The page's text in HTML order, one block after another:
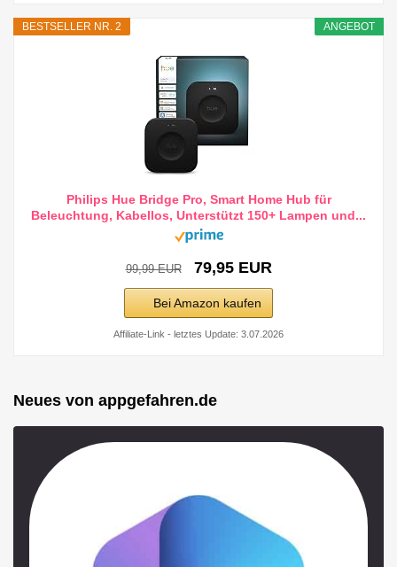
ANGEBOT
BESTSELLER NR. 2
Philips Hue Bridge Pro, Smart Home Hub für
Beleuchtung, Kabellos, Unterstützt 150+ Lampen und...
99,99 EUR 79,95 EUR
Bei Amazon kaufen
Affiliate-Link - letztes Update: 3.07.2026
Neues von appgefahren.de